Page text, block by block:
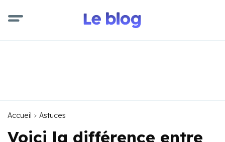
Accueil Astuces
Voici la différence entre